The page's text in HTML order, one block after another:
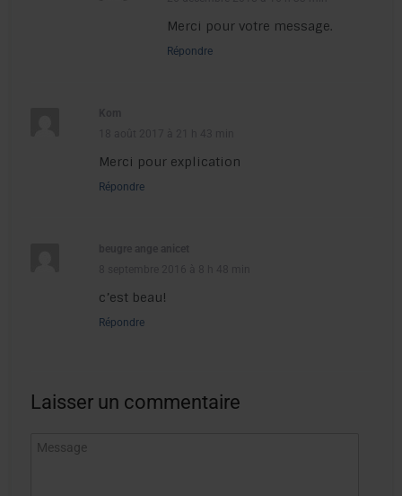
Merci pour votre message.
Répondre
Merci pour explication
Répondre
c’est beau!
Répondre
Laisser un commentaire